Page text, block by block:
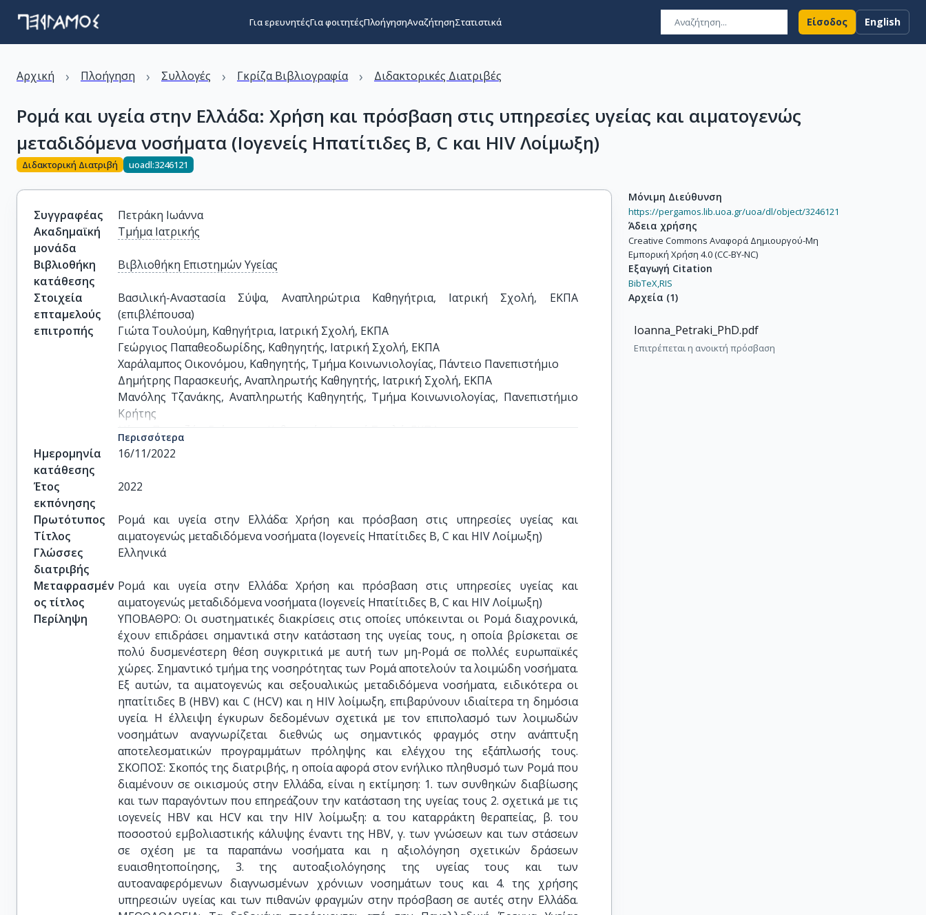
Για ερευνητέςΓια φοιτητέςΠλοήγησηΑναζήτησηΣτατιστικά Είσοδος English
Αρχική › Πλοήγηση › Συλλογές › Γκρίζα Βιβλιογραφία › Διδακτορικές Διατριβές
Ρομά και υγεία στην Ελλάδα: Χρήση και πρόσβαση στις υπηρεσίες υγείας και αιματογενώς
μεταδιδόμενα νοσήματα (Ιογενείς Ηπατίτιδες B, C και HIV Λοίμωξη)
Διδακτορική Διατριβή uoadl:3246121
Συγγραφέας
Πετράκη Ιωάννα
Ακαδημαϊκή
μονάδα
Τμήμα Ιατρικής
Βιβλιοθήκη
κατάθεσης
Βιβλιοθήκη Επιστημών Υγείας
Στοιχεία
επταμελούς
επιτροπής
Βασιλική-Αναστασία Σύψα, Αναπληρώτρια Καθηγήτρια, Ιατρική Σχολή, ΕΚΠΑ
(επιβλέπουσα)
Γιώτα Τουλούμη, Καθηγήτρια, Ιατρική Σχολή, ΕΚΠΑ
Γεώργιος Παπαθεοδωρίδης, Καθηγητής, Ιατρική Σχολή, ΕΚΠΑ
Χαράλαμπος Οικονόμου, Καθηγητής, Τμήμα Κοινωνιολογίας, Πάντειο Πανεπιστήμιο
Δημήτρης Παρασκευής, Αναπληρωτής Καθηγητής, Ιατρική Σχολή, ΕΚΠΑ
Μανόλης Τζανάκης, Αναπληρωτής Καθηγητής, Τμήμα Κοινωνιολογίας, Πανεπιστήμιο
Κρήτης
Νίκος Πανταζής, Επίκουρος Καθηγητής, Ιατρική Σχολή, ΕΚΠΑ
Περισσότερα
Ημερομηνία
κατάθεσης
16/11/2022
Έτος
εκπόνησης
2022
Πρωτότυπος
Τίτλος
Ρομά και υγεία στην Ελλάδα: Χρήση και πρόσβαση στις υπηρεσίες υγείας και
αιματογενώς μεταδιδόμενα νοσήματα (Ιογενείς Ηπατίτιδες B, C και HIV Λοίμωξη)
Γλώσσες
διατριβής
Ελληνικά
Μεταφρασμέν
ος τίτλος
Ρομά και υγεία στην Ελλάδα: Χρήση και πρόσβαση στις υπηρεσίες υγείας και
αιματογενώς μεταδιδόμενα νοσήματα (Ιογενείς Ηπατίτιδες B, C και HIV Λοίμωξη)
Περίληψη
ΥΠΟΒΑΘΡΟ: Οι συστηματικές διακρίσεις στις οποίες υπόκεινται οι Ρομά διαχρονικά,
έχουν επιδράσει σημαντικά στην κατάσταση της υγείας τους, η οποία βρίσκεται σε
πολύ δυσμενέστερη θέση συγκριτικά με αυτή των μη-Ρομά σε πολλές ευρωπαϊκές
χώρες. Σημαντικό τμήμα της νοσηρότητας των Ρομά αποτελούν τα λοιμώδη νοσήματα.
Εξ αυτών, τα αιματογενώς και σεξουαλικώς μεταδιδόμενα νοσήματα, ειδικότερα οι
ηπατίτιδες B (HBV) και C (HCV) και η HIV λοίμωξη, επιβαρύνουν ιδιαίτερα τη δημόσια
υγεία. Η έλλειψη έγκυρων δεδομένων σχετικά με τον επιπολασμό των λοιμωδών
νοσημάτων αναγνωρίζεται διεθνώς ως σημαντικός φραγμός στην ανάπτυξη
αποτελεσματικών προγραμμάτων πρόληψης και ελέγχου της εξάπλωσής τους.
ΣΚΟΠΟΣ: Σκοπός της διατριβής, η οποία αφορά στον ενήλικο πληθυσμό των Ρομά που
διαμένουν σε οικισμούς στην Ελλάδα, είναι η εκτίμηση: 1. των συνθηκών διαβίωσης
και των παραγόντων που επηρεάζουν την κατάσταση της υγείας τους 2. σχετικά με τις
ιογενείς HBV και HCV και την HIV λοίμωξη: α. του καταρράκτη θεραπείας, β. του
ποσοστού εμβολιαστικής κάλυψης έναντι της HBV, γ. των γνώσεων και των στάσεων
σε σχέση με τα παραπάνω νοσήματα και η αξιολόγηση σχετικών δράσεων
ευαισθητοποίησης, 3. της αυτοαξιολόγησης της υγείας τους και των
αυτοαναφερόμενων διαγνωσμένων χρόνιων νοσημάτων τους και 4. της χρήσης
υπηρεσιών υγείας και των πιθανών φραγμών στην πρόσβαση σε αυτές στην Ελλάδα.
Μόνιμη Διεύθυνση
https://pergamos.lib.uoa.gr/uoa/dl/object/3246121
Άδεια χρήσης
Creative Commons Αναφορά Δημιουργού-Μη
Εμπορική Χρήση 4.0 (CC-BY-NC)
Εξαγωγή Citation
BibTeX,RIS
Αρχεία (1)
Ioanna_Petraki_PhD.pdf
Επιτρέπεται η ανοικτή πρόσβαση